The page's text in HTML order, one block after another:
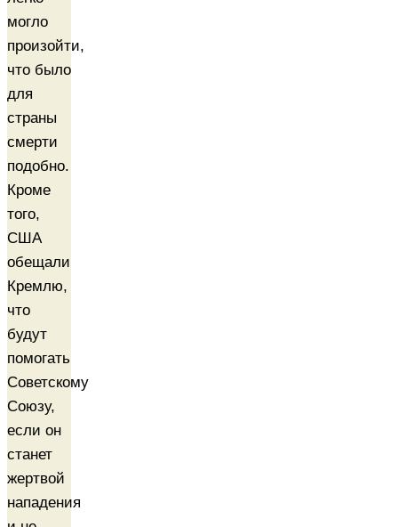
могло
произойти,
что было
для
страны
смерти
подобно.
Кроме
того,
США
обещали
Кремлю,
что
будут
помогать
Советскому
Союзу,
если он
станет
жертвой
нападения